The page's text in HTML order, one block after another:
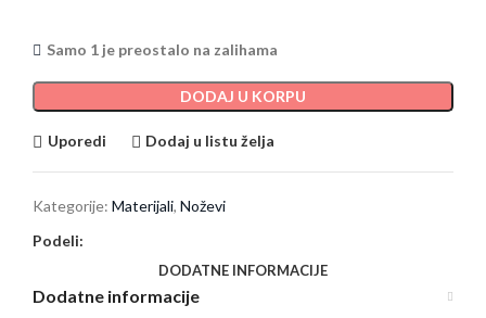
Samo 1 je preostalo na zalihama
DODAJ U KORPU
Uporedi Dodaj u listu želja
Kategorije: Materijali, Noževi
Podeli:
DODATNE INFORMACIJE
Dodatne informacije